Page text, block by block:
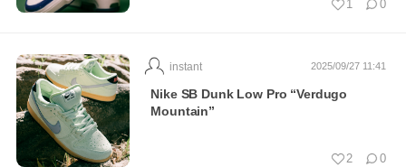
1 0
2025/09/27 11:41
instant
Nike SB Dunk Low Pro “Verdugo
Mountain”
2 0